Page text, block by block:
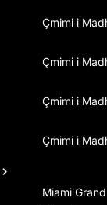
Çmimi i
Çmimi i
Çmimi i
Çmimi i
Miami